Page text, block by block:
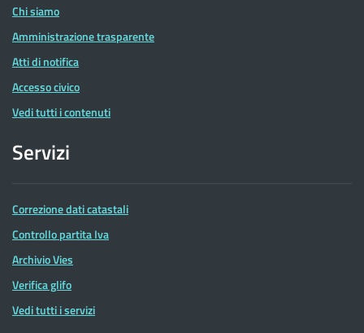
Chi siamo
Amministrazione trasparente
Atti di notifica
Accesso civico
Vedi tutti i contenuti
Servizi
Correzione dati catastali
Controllo partita Iva
Archivio Vies
Verifica glifo
Vedi tutti i servizi